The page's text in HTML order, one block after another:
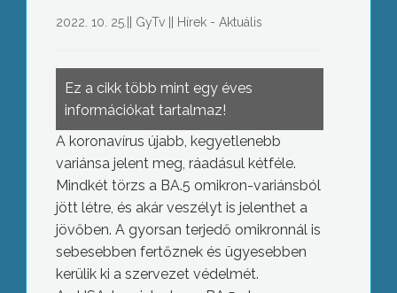
2022. 10. 25. GyTv|| Hírek - Aktuális
Ez a cikk több mint egy éves
információkat tartalmaz!
A koronavírus újabb, kegyetlenebb
variánsa jelent meg, ráadásul kétféle.
Mindkét törzs a BA.5 omikron-variánsból
jött létre, és akár veszélyt is jelenthet a
jövőben. A gyorsan terjedő omikronnál is
sebesebben fertőznek és ügyesebben
kerülik ki a szervezet védelmét.